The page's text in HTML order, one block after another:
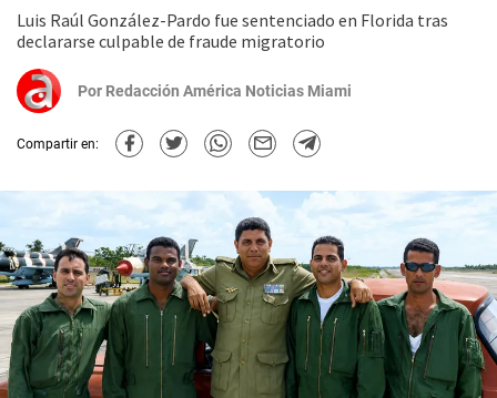
Luis Raúl González-Pardo fue sentenciado en Florida tras
declararse culpable de fraude migratorio
Por Redacción América Noticias Miami
Compartir en: